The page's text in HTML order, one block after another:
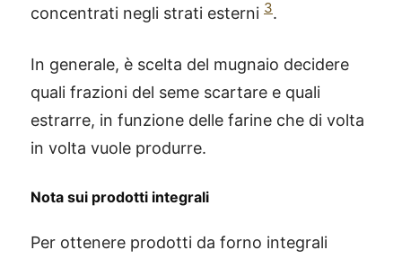
concentrati negli strati esterni 3.
In generale, è scelta del mugnaio decidere
quali frazioni del seme scartare e quali
estrarre, in funzione delle farine che di volta
in volta vuole produrre.
Nota sui prodotti integrali
Per ottenere prodotti da forno integrali